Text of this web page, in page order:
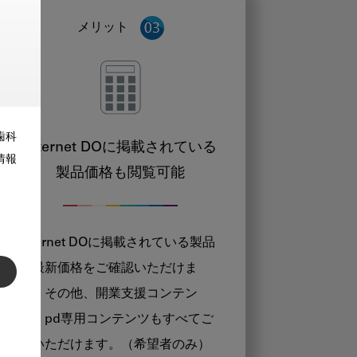
科
報
メリット
Internet DOに掲載されている
製品価格も閲覧可能
Internet DOに掲載されている製品
の最新価格をご確認いただけま
す。その他、開業支援コンテン
ツ、pd専用コンテンツもすべてご
覧いただけます。（希望者のみ）